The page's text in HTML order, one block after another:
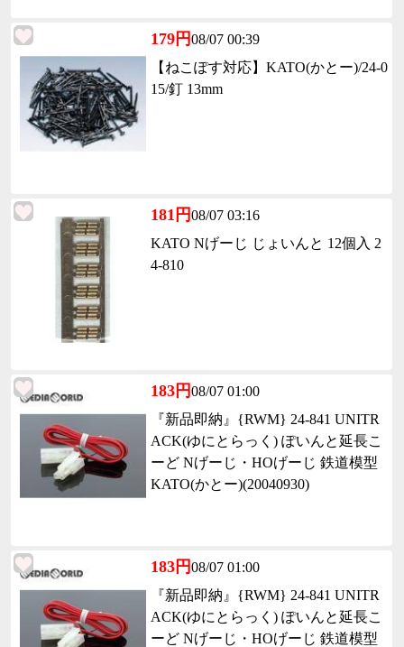
179円08/07 00:39
【ねこぽす対応】KATO(かとー)/24-0
15/釘 13mm
181円08/07 03:16
KATO Nげーじ じょいんと 12個入 2
4-810
183円08/07 01:00
『新品即納』{RWM} 24-841 UNITR
ACK(ゆにとらっく) ぽいんと延長こ
ーど Nげーじ・HOげーじ 鉄道模型
KATO(かとー)(20040930)
183円08/07 01:00
『新品即納』{RWM} 24-841 UNITR
ACK(ゆにとらっく) ぽいんと延長こ
ーど Nげーじ・HOげーじ 鉄道模型